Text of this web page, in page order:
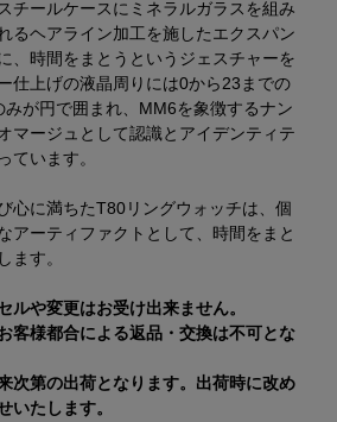
チールケースにミネラルガラスを組み
るヘアライン加工を施したエクスパン
、時間をまとうというジェスチャーを
仕上げの液晶周りには0から23までの
が円で囲まれ、MM6を象徴するナン
マージュとして認識とアイデンティテ
ています。
心に満ちたT80リングウォッチは、個
アーティファクトとして、時間をまと
ます。
や変更はお受け出来ません。
客様都合による返品・交換は不可とな
次第の出荷となります。出荷時に改め
いたします。